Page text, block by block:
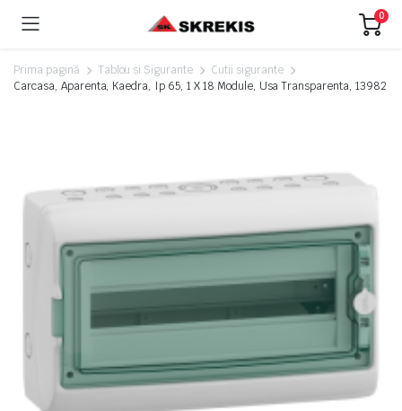
0
Prima pagină Tablou si Sigurante
Cutii sigurante
Carcasa, Aparenta, Kaedra, Ip 65, 1 X 18 Module, Usa Transparenta, 13982